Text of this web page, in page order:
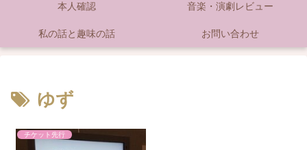
本人確認 音楽・演劇レビュー
私の話と趣味の話 お問い合わせ
ゆず
チケット先行